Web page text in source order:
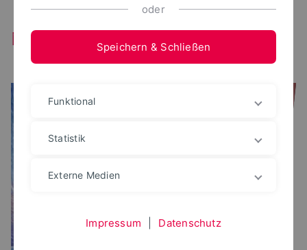
News
oder
Speichern & Schließen
Funktional
Statistik
Externe Medien
Impressum Datenschutz